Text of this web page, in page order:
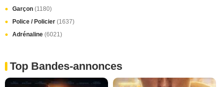
Garçon (1180)
Police / Policier (1637)
Adrénaline (6021)
Top Bandes-annonces